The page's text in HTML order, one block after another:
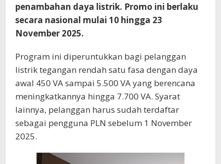
penambahan daya listrik. Promo ini berlaku
secara nasional mulai 10 hingga 23
November 2025.
Program ini diperuntukkan bagi pelanggan
listrik tegangan rendah satu fasa dengan daya
awal 450 VA sampai 5.500 VA yang berencana
meningkatkannya hingga 7.700 VA. Syarat
lainnya, pelanggan harus sudah terdaftar
sebagai pengguna PLN sebelum 1 November
2025.